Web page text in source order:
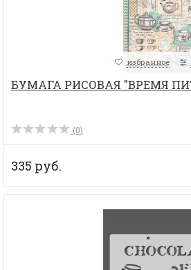
избранное
БУМАГА РИСОВАЯ "ВРЕМЯ
(0)
335 руб.